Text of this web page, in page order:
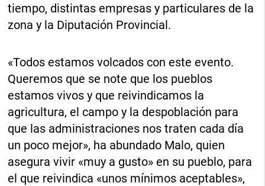
tiempo, distintas empresas y particulares de la
zona y la Diputación Provincial.
«Todos estamos volcados con este evento.
Queremos que se note que los pueblos
estamos vivos y que reivindicamos la
agricultura, el campo y la despoblación para
que las administraciones nos traten cada día
un poco mejor», ha abundado Malo, quien
asegura vivir «muy a gusto» en su pueblo, para
el que reivindica «unos mínimos aceptables»,